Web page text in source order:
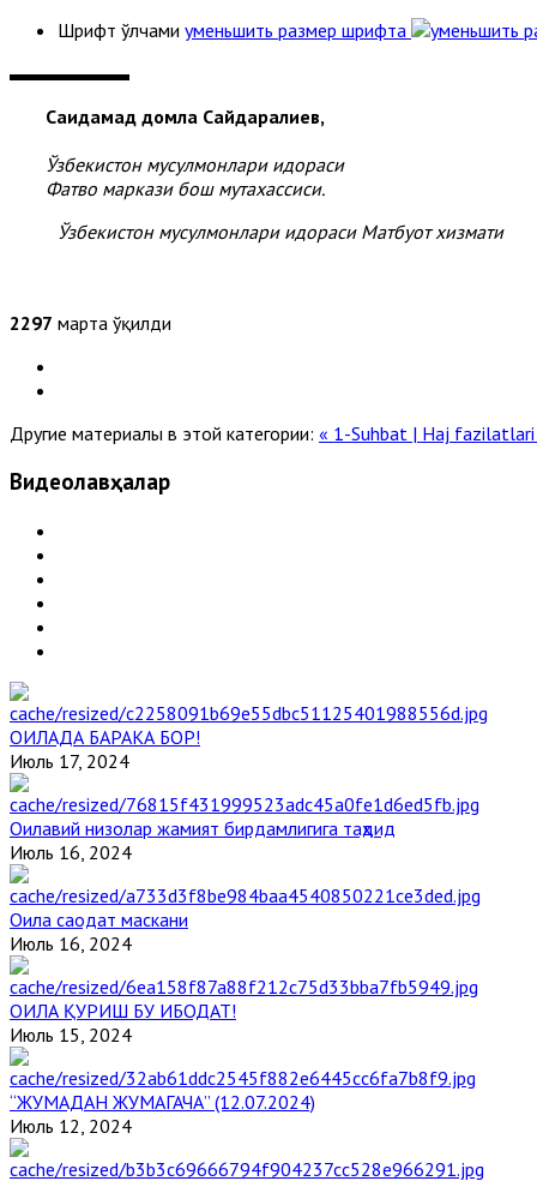
Шрифт ўлчами уменьшить размер шрифта
Саидаҳмад домла Сайдаралиев,
Ўзбекистон мусулмонлари идораси
Фатво маркази бош мутахассиси.
Ўзбекистон мусулмонлари идораси Матбуот хизмати
2297 марта ўқилди
Другие материалы в этой категории: « 1-Suhbat | Haj
Видеолавҳалар
ОИЛАДА БАРАКА БОР!
Июль 17, 2024
Оилавий низолар жамият бирдамлигига таҳдид
Июль 16, 2024
Оила саодат маскани
Июль 16, 2024
ОИЛА ҚУРИШ БУ ИБОДАТ!
Июль 15, 2024
“ЖУМАДАН ЖУМАГАЧА” (12.07.2024)
Июль 12, 2024